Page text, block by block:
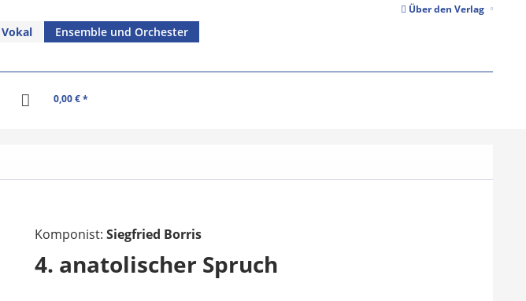
Über den Verlag
Vokal Ensemble und Orchester
0,00 € *
Komponist:Siegfried Borris
4. anatolischer Spruch